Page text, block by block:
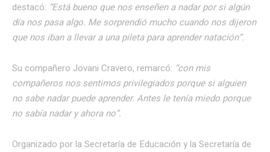
destacó: “Está bueno que nos enseñen a nadar por si algún
día nos pasa algo. Me sorprendió mucho cuando nos dijeron
que nos iban a llevar a una pileta para aprender natación”.
Su compañero Jovani Cravero, remarcó: “con mis
compañeros nos sentimos privilegiados porque si alguien
no sabe nadar puede aprender. Antes le tenía miedo porque
no sabía nadar y ahora no”.
Organizado por la Secretaría de Educación y la Secretaría de